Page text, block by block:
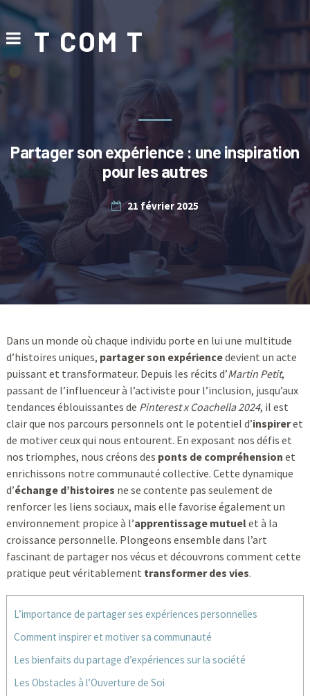
T COM T
Partager son expérience : une inspiration
pour les autres
21 février 2025
Dans un monde où chaque individu porte en lui une multitude
d’histoires uniques, partager son expériencedevient un acte
puissant et transformateur. Depuis les récits d’Martin Petit,
passant de l’influenceur à l’activiste pour l’inclusion, jusqu’aux
tendances éblouissantes de Pinterest x Coachella 2024, il est
clair que nos parcours personnels ont le potentiel d’inspireret
de motiver ceux qui nous entourent. En exposant nos défis et
nos triomphes, nous créons des ponts de compréhension et
enrichissons notre communauté collective. Cette dynamique
d’échange d’histoires ne se contente pas seulement de
renforcer les liens sociaux, mais elle favorise également un
environnement propice à l’apprentissage mutuelet à la
croissance personnelle. Plongeons ensemble dans l’art
fascinant de partager nos vécus et découvrons comment cette
pratique peut véritablement transformer des vies.
L’importance de partager ses expériences personnelles
Comment inspirer et motiver sa communauté
Les bienfaits du partage d’expériences sur la société
Les Obstacles à l’Ouverture de Soi